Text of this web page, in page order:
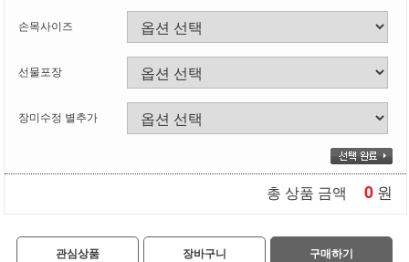
손목사이즈
선물포장
장미수정 별추가
총 상품 금액 0 원
관심상품 장바구니 구매하기